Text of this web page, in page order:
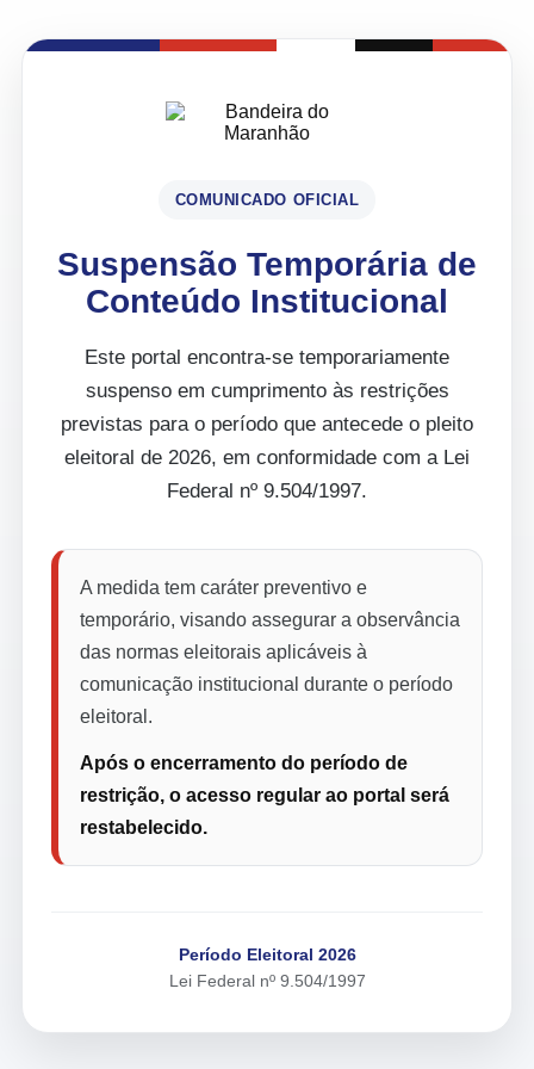
COMUNICADO OFICIAL
Suspensão Temporária de
Conteúdo Institucional
Este portal encontra-se temporariamente
suspenso em cumprimento às restrições
previstas para o período que antecede o pleito
eleitoral de 2026, em conformidade com a Lei
Federal nº 9.504/1997.
A medida tem caráter preventivo e
temporário, visando assegurar a observância
das normas eleitorais aplicáveis à
comunicação institucional durante o período
eleitoral.
Após o encerramento do período de
restrição, o acesso regular ao portal será
restabelecido.
Período Eleitoral 2026
Lei Federal nº 9.504/1997